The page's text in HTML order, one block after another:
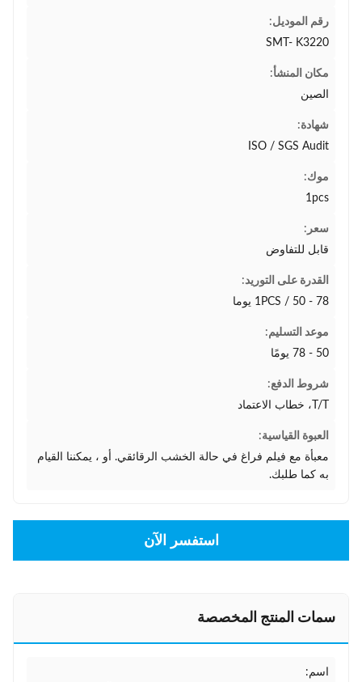
رقم الموديل:
SMT- K3220
مكان المنشأ:
الصين
شهادة:
ISO / SGS Audit
موك:
1pcs
سعر:
قابل للتفاوض
القدرة على التوريد:
1PCS / 50 - 78 يوما
موعد التسليم:
50 - 78 يومًا
شروط الدفع:
T/T، خطاب الاعتماد
العبوة القياسية:
معبأة مع فيلم فراغ في حالة الخشب الرقائقي. أو ، يمكننا القيام
به كما طلبك.
استفسر الآن
سمات المنتج المخصصة
اسم: